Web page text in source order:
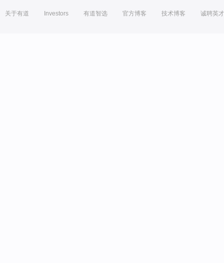
关于有道 Investors 有道智选 官方博客 技术博客 诚聘英才